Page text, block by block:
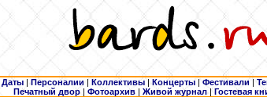
Даты | Персоналии | Коллективы | Концерты | Фестивали |
Печатный двор | Фотоархив | Живой журнал |Гостевая